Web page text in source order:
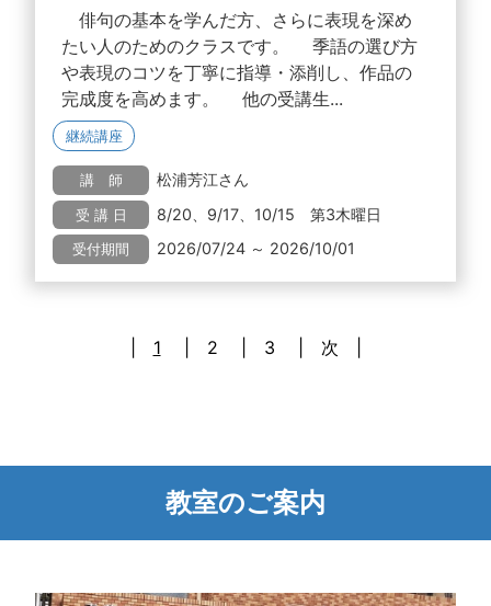
俳句の基本を学んだ方、さらに表現を深め
たい人のためのクラスです。 季語の選び方
や表現のコツを丁寧に指導・添削し、作品の
完成度を高めます。 他の受講生...
継続講座
講 師 松浦芳江さん
受 講 日 8/20、9/17、10/15 第3木曜日
受付期間 2026/07/24 ～ 2026/10/01
1 2 3 次
教室のご案内